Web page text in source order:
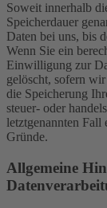
Soweit innerhalb
Speicherdauer
Daten bei uns, bis
Wenn Sie ein
Einwilligung zur
gelöscht, sofern
die Speicherung
steuer- oder
letztgenannten
Gründe.
Allgemeine